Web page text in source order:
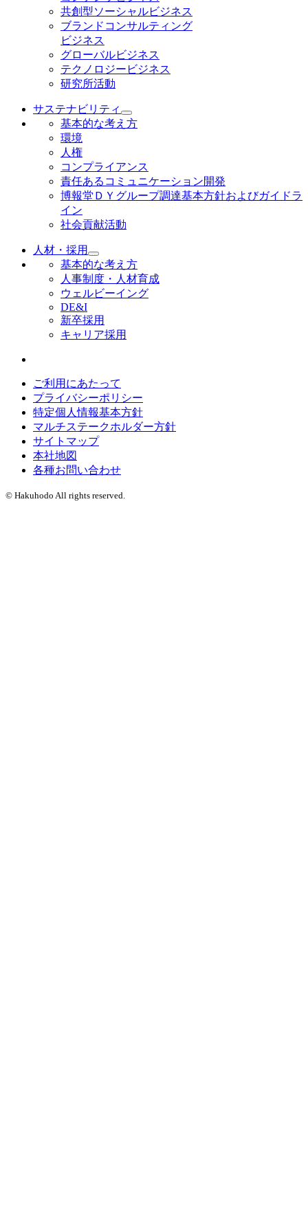
共創型ソーシャルビジネス
ブランドコンサルティング
ビジネス
グローバルビジネス
テクノロジービジネス
研究所活動
サステナビリティ
基本的な考え方
環境
人権
コンプライアンス
責任あるコミュニケーション開発
博報堂ＤＹグループ調達基本方針およびガイドラ
イン
社会貢献活動
人材・採用
基本的な考え方
人事制度・人材育成
ウェルビーイング
DE&I
新卒採用
キャリア採用
ご利用にあたって
プライバシーポリシー
特定個人情報基本方針
マルチステークホルダー方針
サイトマップ
本社地図
各種お問い合わせ
© Hakuhodo All rights reserved.